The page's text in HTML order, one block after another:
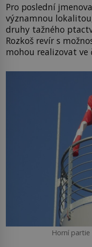
Pro poslední
významnou
druhy tažného
Rozkoš revír s
mohou realizovat ve
Horní partie